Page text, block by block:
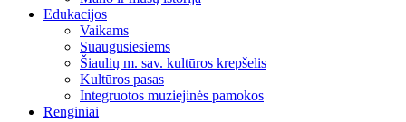
Edukacijos
Vaikams
Suaugusiesiems
Šiaulių m. sav. kultūros krepšelis
Kultūros pasas
Integruotos muziejinės pamokos
Renginiai